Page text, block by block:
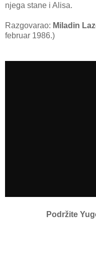
njega stane i Alisa.
Razgovarao: Miladin
februar 1986.)
Podržite